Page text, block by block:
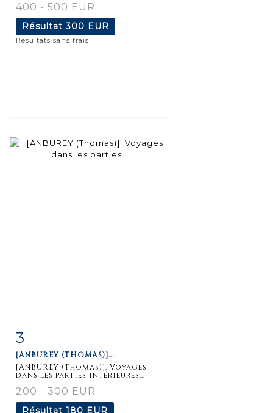
400 - 500 EUR
Résultat300 EUR
Résultats sans frais
détaillée
3
[ANBUREY (THOMAS)]....
[ANBUREY (Thomas)]. Voyages
dans les parties intérieures...
200 - 300 EUR
Résultat 180 EUR